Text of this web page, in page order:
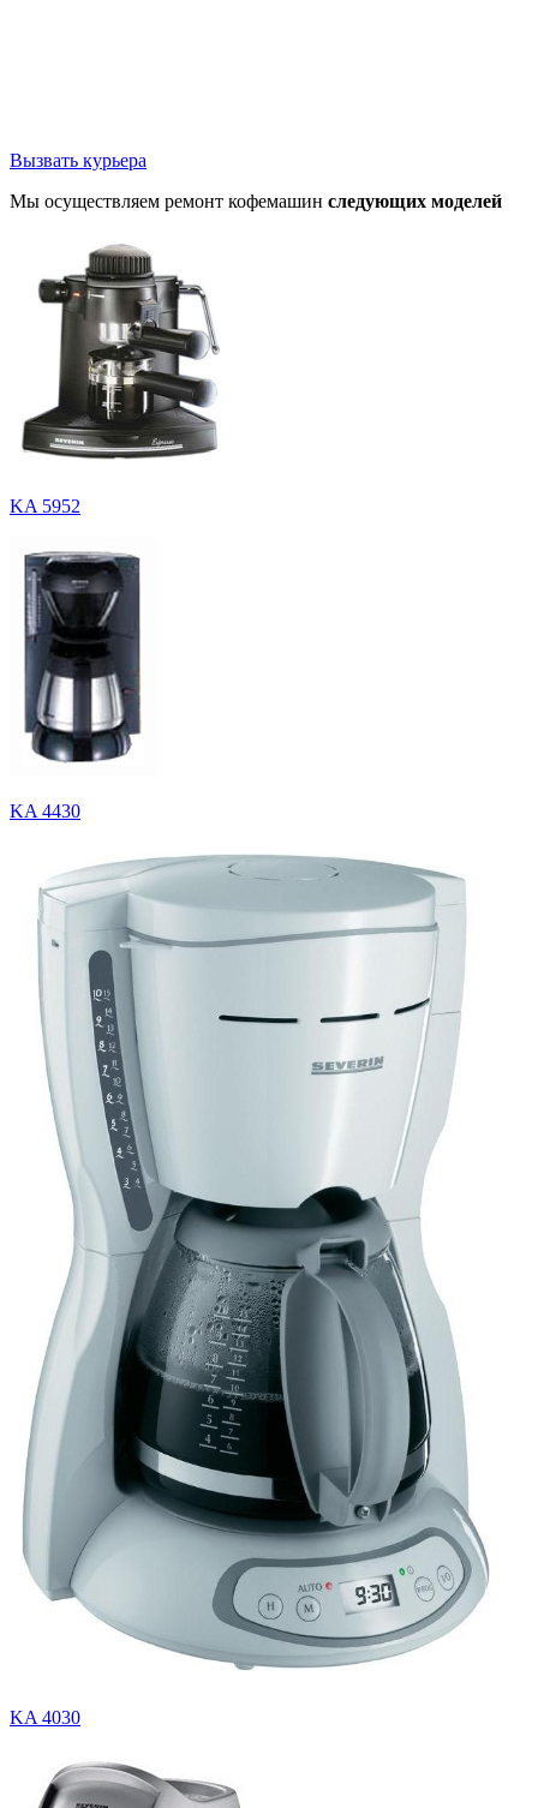
Вызвать курьера
Мы осуществляем ремонт кофемашин следующих моделей
KA 5952
KA 4430
KA 4030